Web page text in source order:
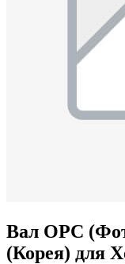
Вал OPC
(Корея) для